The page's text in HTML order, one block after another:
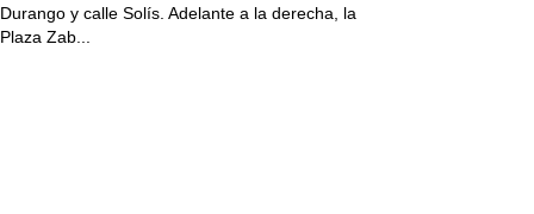
Durango y calle Solís. Adelante a la derecha, la
Plaza Zab...